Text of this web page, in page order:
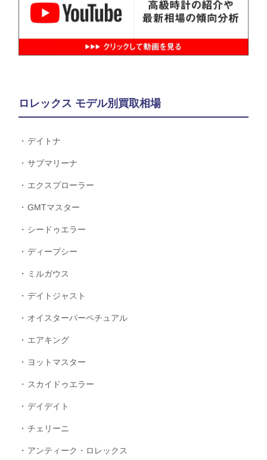
ロレックス モデル別買取相場
デイトナ
サブマリーナ
エクスプローラー
GMTマスター
シードゥエラー
ディープシー
ミルガウス
デイトジャスト
オイスターパーペチュアル
エアキング
ヨットマスター
スカイドゥエラー
デイデイト
チェリーニ
アンティーク・ロレックス